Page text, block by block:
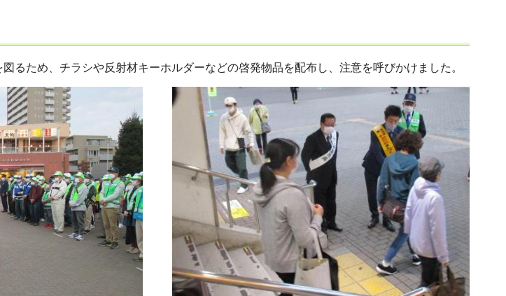
るため、チラシや反射材キーホルダーなどの啓発物品を配布し、注意を呼びかけました。